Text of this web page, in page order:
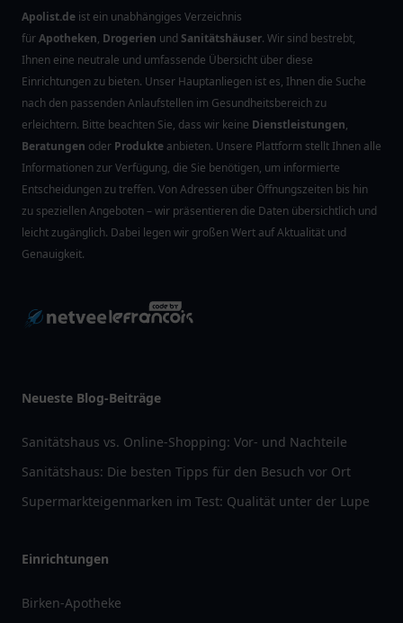
Apolist.de ist ein unabhängiges Verzeichnis
fürApotheken, Drogerien und Sanitätshäuser. Wir sind bestrebt,
Ihnen eine neutrale und umfassende Übersicht über diese
Einrichtungen zu bieten. Unser Hauptanliegen ist es, Ihnen die Suche
nach den passenden Anlaufstellen im Gesundheitsbereich zu
erleichtern. Bitte beachten Sie, dass wir keine Dienstleistungen,
Beratungen oder Produkte anbieten. Unsere Plattform stellt Ihnen alle
Informationen zur Verfügung, die Sie benötigen, um informierte
Entscheidungen zu treffen. Von Adressen über Öffnungszeiten bis hin
zu speziellen Angeboten – wir präsentieren die Daten übersichtlich und
leicht zugänglich. Dabei legen wir großen Wert auf Aktualität und
Genauigkeit.
Neueste Blog-Beiträge
Sanitätshaus vs. Online-Shopping: Vor- und Nachteile
Sanitätshaus: Die besten Tipps für den Besuch vor Ort
Supermarkteigenmarken im Test: Qualität unter der Lupe
Einrichtungen
Birken-Apotheke